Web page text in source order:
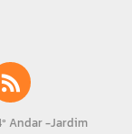
Andar -Jardim